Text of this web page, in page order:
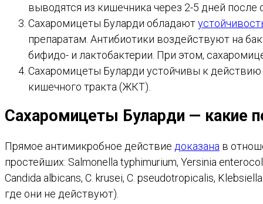
выводятся из кишечника через 2-5 дней после
Сахаромицеты Буларди обладают
препаратам. Антибиотики воздействуют на
бифидо- и лактобактерии. При этом,
Сахаромицеты Буларди устойчивы к
кишечного тракта (ЖКТ).
Сахаромицеты Буларди — какие
Прямое антимикробное действие доказана в
простейших: Salmonella typhimurium, Yersinia
Candida albicans, C. krusei, C. pseudotropicalis,
где они не действуют).